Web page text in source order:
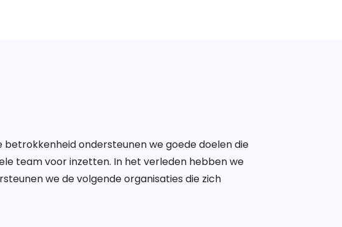
betrokkenheid ondersteunen we goede doelen die
team voor inzetten. In het verleden hebben we
we de volgende organisaties die zich